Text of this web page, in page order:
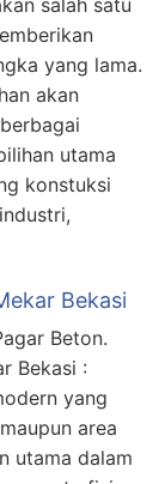
salah satu
yang lama.
akan
utama
konstuksi
Bekasi
Beton.
Bekasi :
yang
area
utama dalam